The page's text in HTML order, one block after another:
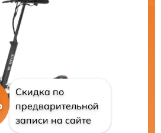
Скидка по
предварительной
записи на сайте